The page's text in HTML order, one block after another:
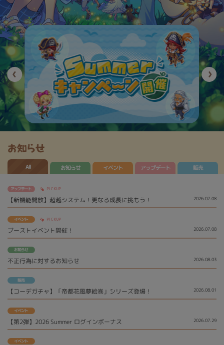
All お知らせ イベント アップデート 販売
アップデート PICKUP
【新機能開放】超越システム！更なる成長に挑もう！ 2026.07.08
イベント PICKUP
ブーストイベント開催！ 2026.07.08
お知らせ
不正行為に対するお知らせ 2026.08.03
販売
【コーデガチャ】「帝都花風夢絵巻」シリーズ登場！ 2026.08.01
イベント
【第2弾】2026 Summer ログインボーナス 2026.07.29
イベント